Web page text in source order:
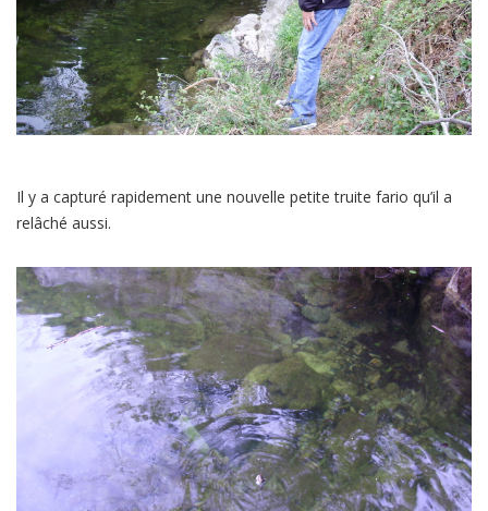
Il y a capturé rapidement une nouvelle petite truite fario qu’il a
relâché aussi.